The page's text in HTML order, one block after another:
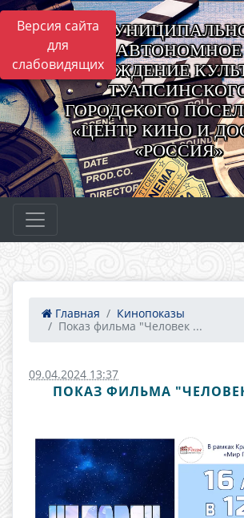
Версия сайта
для
слабовидящих
АВТОНОМНОЕ
УЧРЕЖДЕНИЕ
ГОРОДСКОГО
«ЦЕНТР КИНО И
«РОССИЯ»
Главная
Кинопоказы
Показ фильма "Человек ...
09.04.2024 13:37
ПОКАЗ ФИЛЬМА